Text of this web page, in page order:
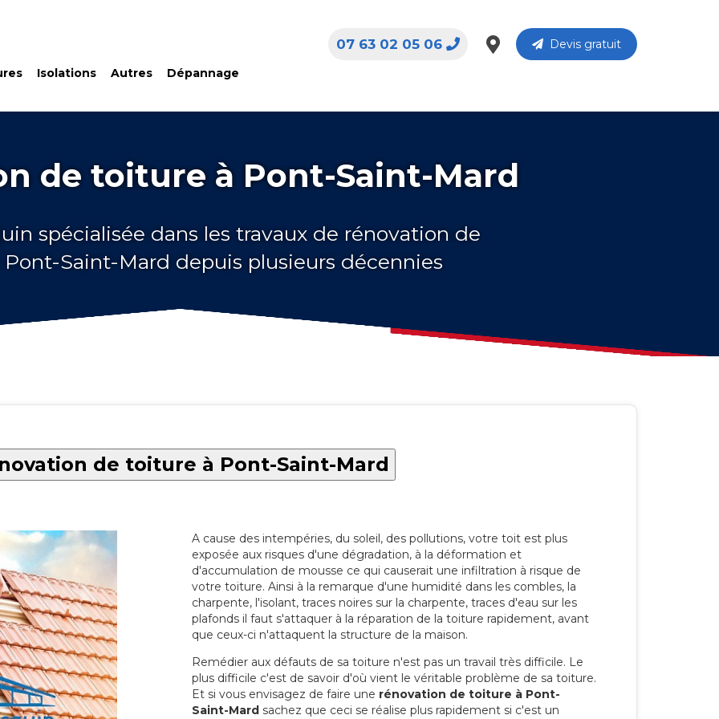
Isolations Autres Dépannage
Devis gratuit
07 63 02 05 06
de toiture à Pont-Saint-Mard
spécialisée dans les travaux de rénovation de
Saint-Mard depuis plusieurs décennies
de toiture à Pont-Saint-Mard
A cause des intempéries, du soleil, des pollutions, votre toit est plus
exposée aux risques d'une dégradation, à la déformation et
d'accumulation de mousse ce qui causerait une infiltration à risque de
votre toiture. Ainsi à la remarque d'une humidité dans les combles, la
charpente, l'isolant, traces noires sur la charpente, traces d'eau sur les
plafonds il faut s'attaquer à la réparation de la toiture rapidement, avant
que ceux-ci n'attaquent la structure de la maison.
Remédier aux défauts de sa toiture n'est pas un travail très difficile. Le
plus difficile c'est de savoir d'où vient le véritable problème de sa toiture.
Et si vous envisagez de faire une rénovation de toiture à Pont-
Saint-Mard sachez que ceci se réalise plus rapidement si c'est un